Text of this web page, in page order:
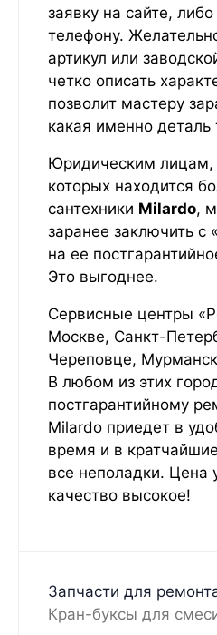
заявку на сайте,
телефону.
артикул или
четко описать
позволит мастеру
какая именно
Юридическим лицам,
которых находится
сантехники Milardo,
заранее заключить с
на ее
Это выгоднее.
Сервисные центры
Москве, Санкт-
Череповце,
В любом из этих
постгарантийному
Milardo приедет в
время и в
все неполадки. Цена
качество высокое!
Запчасти для
Кран-буксы для